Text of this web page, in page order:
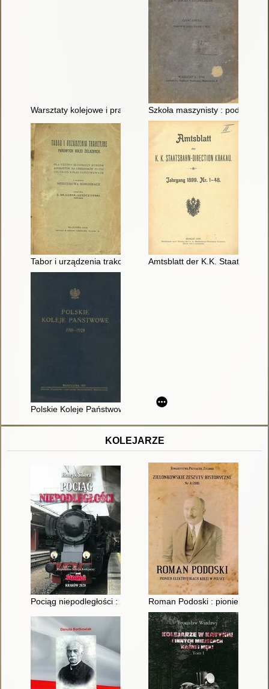
Warsztaty kolejowe i praktyka warsztatowa
Szkoła maszynisty :
Tabor i urządzenia trakcyjne Parowych Kolei Żelaznych
Amtsblatt der K.K. Staatsbahn-
Polskie Koleje Państwowe : 1918-1929
KOLEJARZE
Pociąg niepodległości : Solidarność 1980-2020
Roman Podoski : pionier